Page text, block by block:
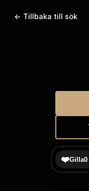
← Tillbaka till sök
❤️Gilla0